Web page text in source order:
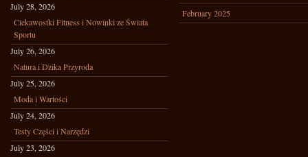
July 28, 2026
Ciekawostki Fitness i Nowinki ze Świata
Sportu
July 26, 2026
Natura i Dzika Przyroda
July 25, 2026
Moda i Wartości
July 24, 2026
Testy Części i Narzędzi
July 23, 2026
February 2025